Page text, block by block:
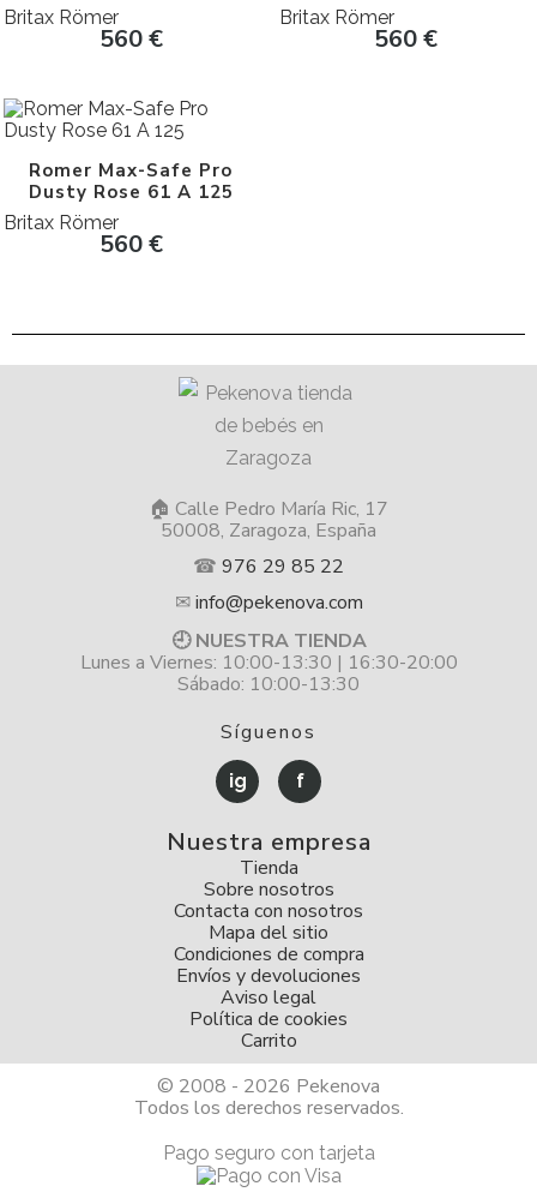
Britax Römer
560€
Britax Römer
560€
Romer Max-Safe Pro
Dusty Rose 61 A 125
Britax Römer
560€
🏠 Calle Pedro María Ric, 17
50008, Zaragoza, España
☎ 976 29 85 22
✉info@pekenova.com
🕘 NUESTRA TIENDA
Lunes a Viernes: 10:00-13:30 | 16:30-20:00
Sábado: 10:00-13:30
Síguenos
ig f
Nuestra empresa
Tienda
Sobre nosotros
Contacta con nosotros
Mapa del sitio
Condiciones de compra
Envíos y devoluciones
Aviso legal
Política de cookies
Carrito
© 2008 - 2026 Pekenova
Todos los derechos reservados.
Pago seguro con tarjeta